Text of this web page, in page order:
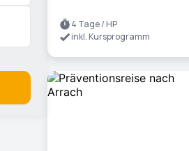
4 Tage / HP
inkl. Kursprogramm